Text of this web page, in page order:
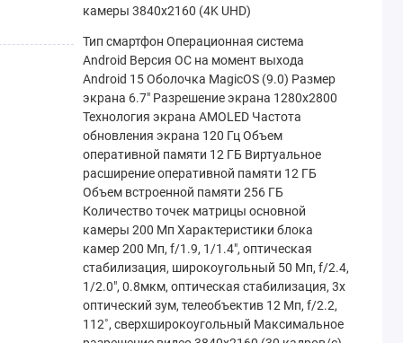
камеры 3840x2160 (4K UHD)
Тип смартфон Операционная система
Android Версия ОС на момент выхода
Android 15 Оболочка MagicOS (9.0) Размер
экрана 6.7" Разрешение экрана 1280x2800
Технология экрана AMOLED Частота
обновления экрана 120 Гц Объем
оперативной памяти 12 ГБ Виртуальное
расширение оперативной памяти 12 ГБ
Объем встроенной памяти 256 ГБ
Количество точек матрицы основной
камеры 200 Мп Характеристики блока
камер 200 Мп, f/1.9, 1/1.4", оптическая
стабилизация, широкоугольный 50 Мп, f/2.4,
1/2.0", 0.8мкм, оптическая стабилизация, 3x
оптический зум, телеобъектив 12 Мп, f/2.2,
112˚, сверхширокоугольный Максимальное